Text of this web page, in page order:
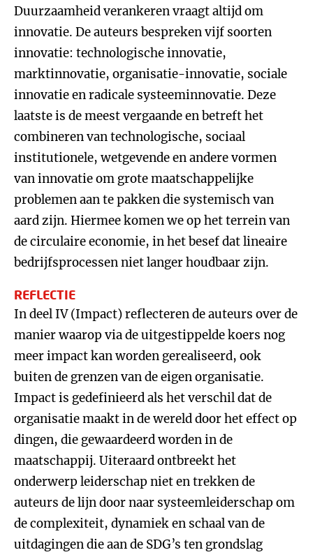
Duurzaamheid verankeren vraagt altijd om
innovatie. De auteurs bespreken vijf soorten
innovatie: technologische innovatie,
marktinnovatie, organisatie-innovatie, sociale
innovatie en radicale systeeminnovatie. Deze
laatste is de meest vergaande en betreft het
combineren van technologische, sociaal
institutionele, wetgevende en andere vormen
van innovatie om grote maatschappelijke
problemen aan te pakken die systemisch van
aard zijn. Hiermee komen we op het terrein van
de circulaire economie, in het besef dat lineaire
bedrijfsprocessen niet langer houdbaar zijn.
REFLECTIE
In deel IV (Impact) reflecteren de auteurs over de
manier waarop via de uitgestippelde koers nog
meer impact kan worden gerealiseerd, ook
buiten de grenzen van de eigen organisatie.
Impact is gedefinieerd als het verschil dat de
organisatie maakt in de wereld door het effect op
dingen, die gewaardeerd worden in de
maatschappij. Uiteraard ontbreekt het
onderwerp leiderschap niet en trekken de
auteurs de lijn door naar systeemleiderschap om
de complexiteit, dynamiek en schaal van de
uitdagingen die aan de SDG’s ten grondslag